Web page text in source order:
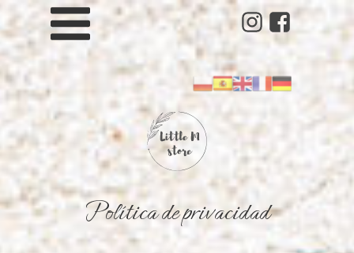
Política de privacidad